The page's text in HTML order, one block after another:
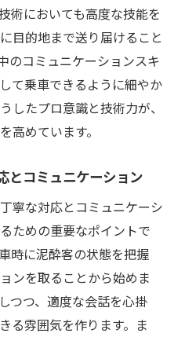
る運転代行の便利さ
心な簡単利用ガイド
運転代行の魅力
泥酔客対応の安全なプロ
の流れ
全確認のポイント
ための教育と訓練
じた臨機応変な対応
ュニケーションの取り方
させる運転代行サービス
術においても高度な技能を
目的地まで送り届けること
のコミュニケーションスキ
て乗車できるように細やか
したプロ意識と技術力が、
高めています。
とコミュニケーション
寧な対応とコミュニケーシ
ための重要なポイントで
時に泥酔客の状態を把握
ンを取ることから始めま
つつ、適度な会話を心掛
る雰囲気を作ります。ま